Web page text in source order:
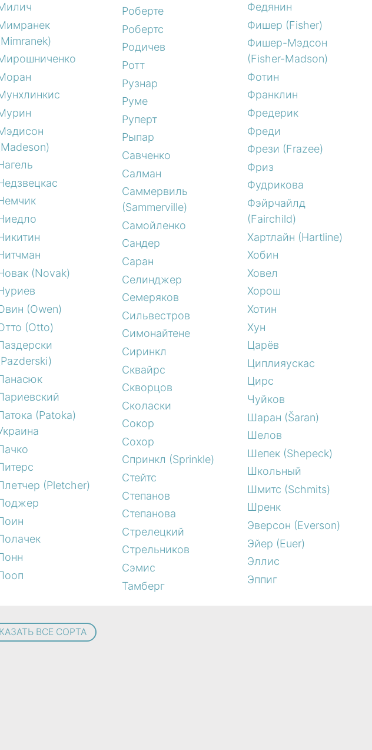
(Novak)
(Owen)
(Otto)
(Patoka)
(Pletcher)
Роберте
Робертс
Родичев
Ротт
Рузнар
Руме
Руперт
Рыпар
Савченко
Салман
Саммервиль
(Sammerville)
Самойленко
Сандер
Саран
Селинджер
Семеряков
Сильвестров
Симонайтене
Сиринкл
Сквайрс
Скворцов
Сколаски
Сокор
Сохор
Спринкл (Sprinkle)
Стейтс
Степанов
Степанова
Стрелецкий
Стрельников
Сэмис
Тамберг
Федянин
Фишер (Fisher)
Фишер-Мэдсон
(Fisher-Madson)
Фотин
Франклин
Фредерик
Фреди
Фрези (Frazee)
Фриз
Фудрикова
Фэйрчайлд
(Fairchild)
Хартлайн (Hartline)
Хобин
Ховел
Хорош
Хотин
Хун
Царёв
Циплияускас
Цирс
Чуйков
Шаран (Šaran)
Шелов
Шепек (Shepeck)
Школьный
Шмитс (Schmits)
Шренк
Эверсон (Everson)
Эйер (Euer)
Эллис
Эппиг
ВСЕ СОРТА